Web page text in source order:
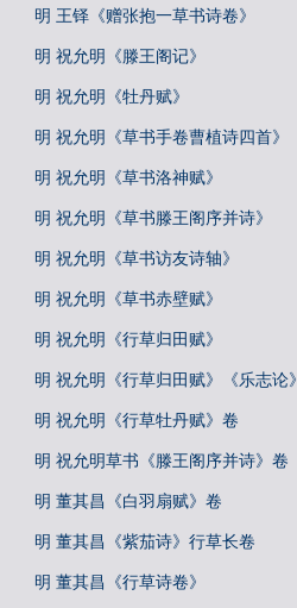
明 王铎《赠张抱一草书诗卷》
明 祝允明《滕王阁记》
明 祝允明《牡丹赋》
明 祝允明《草书手卷曹植诗四首》
明 祝允明《草书洛神赋》
明 祝允明《草书滕王阁序并诗》
明 祝允明《草书访友诗轴》
明 祝允明《草书赤壁赋》
明 祝允明《行草归田赋》
明 祝允明《行草归田赋》《乐志论》
明 祝允明《行草牡丹赋》卷
明 祝允明草书《滕王阁序并诗》卷
明 董其昌《白羽扇赋》卷
明 董其昌《紫茄诗》行草长卷
明 董其昌《行草诗卷》